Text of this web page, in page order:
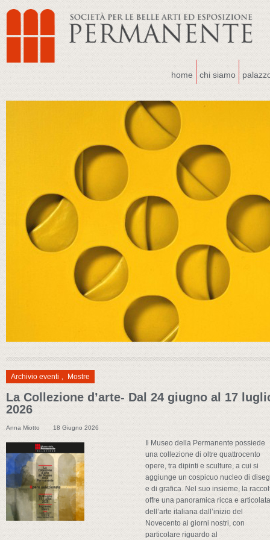
home chi siamo
Archivio eventi , Mostre
La Collezione d’arte- Dal 24 giugno al 17
2026
Anna Miotto 18 Giugno 2026
Il Museo della Permanente possiede
una collezione di oltre quattrocento
opere, tra dipinti e sculture, a cui si
aggiunge un cospicuo nucleo di
e di grafica. Nel suo insieme, la
offre una panoramica ricca e
dell’arte italiana dall’inizio del
Novecento ai giorni nostri, con
particolare riguardo al